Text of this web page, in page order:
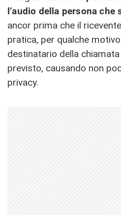
l’audio della persona che
ancor prima che il
pratica, per qualche
destinatario della
previsto, causando non
privacy.